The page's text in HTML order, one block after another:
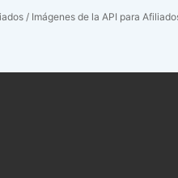
/ Imágenes de la API para